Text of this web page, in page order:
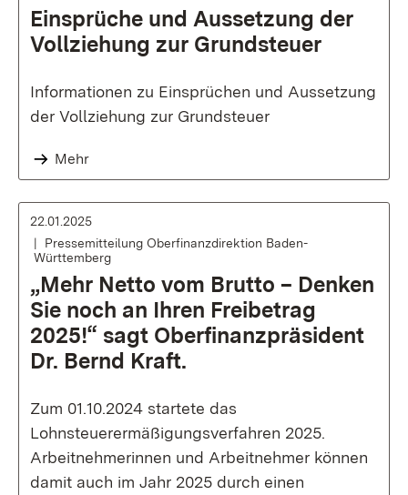
Einsprüche und Aussetzung der
Vollziehung zur Grundsteuer
Informationen zu Einsprüchen und Aussetzung
der Vollziehung zur Grundsteuer
Mehr
22.01.2025
Pressemitteilung Oberfinanzdirektion Baden-
Württemberg
„Mehr Netto vom Brutto – Denken
Sie noch an Ihren Freibetrag
2025!“ sagt Oberfinanzpräsident
Dr. Bernd Kraft.
Zum 01.10.2024 startete das
Lohnsteuerermäßigungsverfahren 2025.
Arbeitnehmerinnen und Arbeitnehmer können
damit auch im Jahr 2025 durch einen